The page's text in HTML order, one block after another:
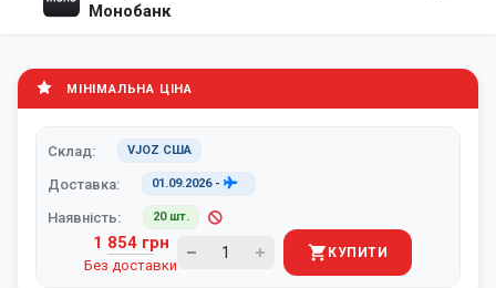
Монобанк
МІНІМАЛЬНА ЦІНА
Склад: VJOZ США
Доставка: 01.09.2026-
Наявність: 20 шт.
1 854 грн
Без доставки
КУПИТИ